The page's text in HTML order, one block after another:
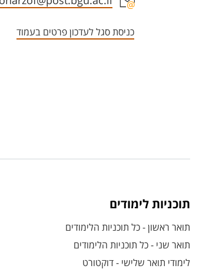
כניסת סגל לעדכון פרטים בעמוד
תוכניות לימודים
תואר ראשון - כל תוכניות הלימודים
תואר שני - כל תוכניות הלימודים
לימודי תואר שלישי - דוקטורט